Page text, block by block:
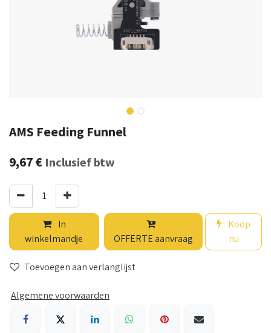
AMS Feeding Funnel
9,67€ Inclusief btw
In
winkelmandje
OFFERTE aanvraag
Koop
nu
Toevoegen aan verlanglijst
Algemene voorwaarden